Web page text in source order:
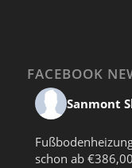
FACEBOOK
Sanmont
schon ab